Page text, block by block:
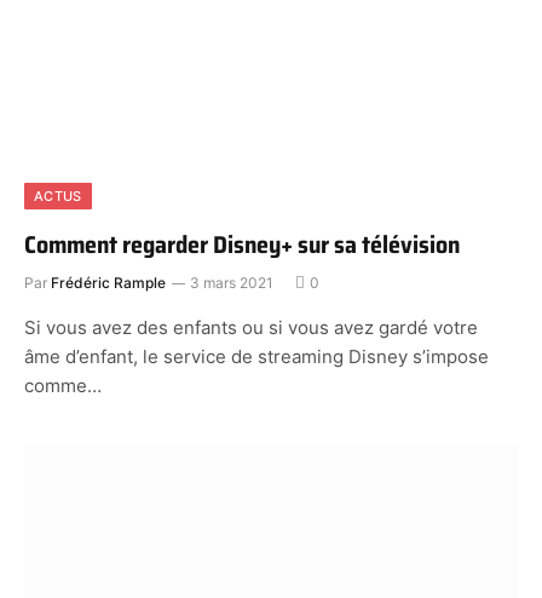
ACTUS
Comment regarder Disney+ sur sa télévision
Par Frédéric Rample 3 mars 2021 0
Si vous avez des enfants ou si vous avez gardé votre
âme d’enfant, le service de streaming Disney s’impose
comme…